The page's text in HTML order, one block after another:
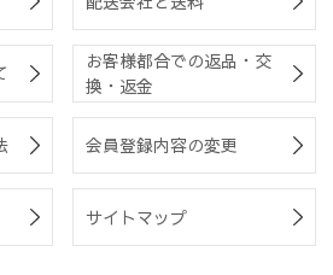
お客様都合での返品・交
換・返金
会員登録内容の変更
サイトマップ